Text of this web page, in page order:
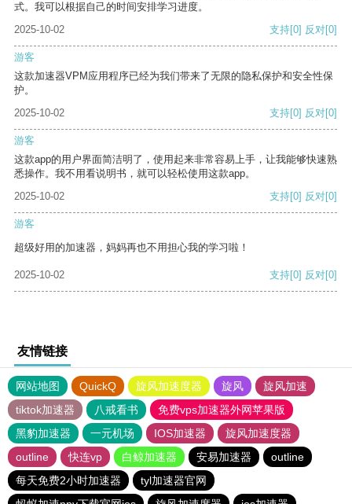
式。我可以根据自己的时间安排学习进度。
2025-10-02
支持[0] 反对[0]
游客
这款加速器VPM应用程序已经为我们带来了无限的隐私保护和安全性保
护。
2025-10-02
支持[0] 反对[0]
游客
这款app的用户界面简洁明了，使用起来非常容易上手，让我能够快速熟
悉操作。我不用看说明书，就可以轻松使用这款app。
2025-10-02
支持[0] 反对[0]
游客
超级好用的加速器，妈妈再也不用担心我的学习啦！
2025-10-02 支持[0] 反对[0]
友情链接
网站地图 QuickQ 旋风加速度器 旋风
旋风加速
tiktok加速器
八戒看书
免费vps加速器外网苹果版
黑豹加速器
一元机场 IOS加速器
旋风加速度器
outline
快连vp 白鲸加速器 安易加速器
outline
每天免费2小时加速器
tyl加速器官网